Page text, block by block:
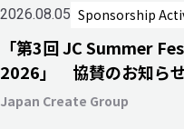
2026.08.05 Sponsorship
「第3回 JC Summer
2026」 協賛のお知ら
Japan Create Group